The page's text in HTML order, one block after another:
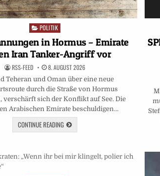
Posted
POLITIK
in Hormus – Emirate
Iran Tanker-Angriff vor
RSS-FEED 8. AUGUST 2026
Teheran und Oman über eine neue
durch die Straße von Hormus
verschärft sich der Konflikt auf See. Die
Arabischen Emirate beschuldigen…
CONTINUE READING